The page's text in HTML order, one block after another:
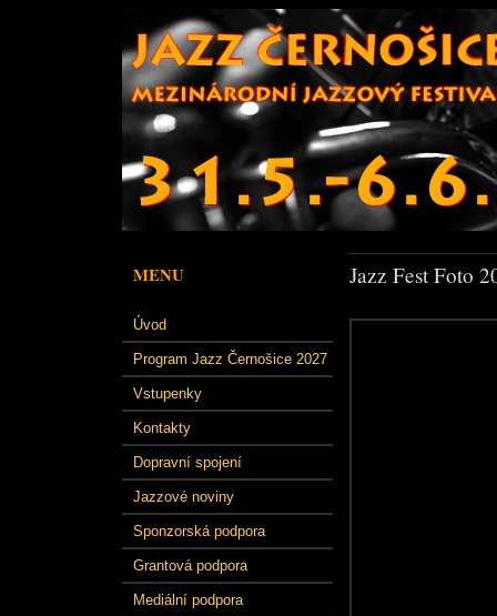
MENU
Úvod
Program Jazz Černošice 2027
Vstupenky
Kontakty
Dopravní spojení
Jazzové noviny
Sponzorská podpora
Grantová podpora
Mediální podpora
Jazz Fest Foto